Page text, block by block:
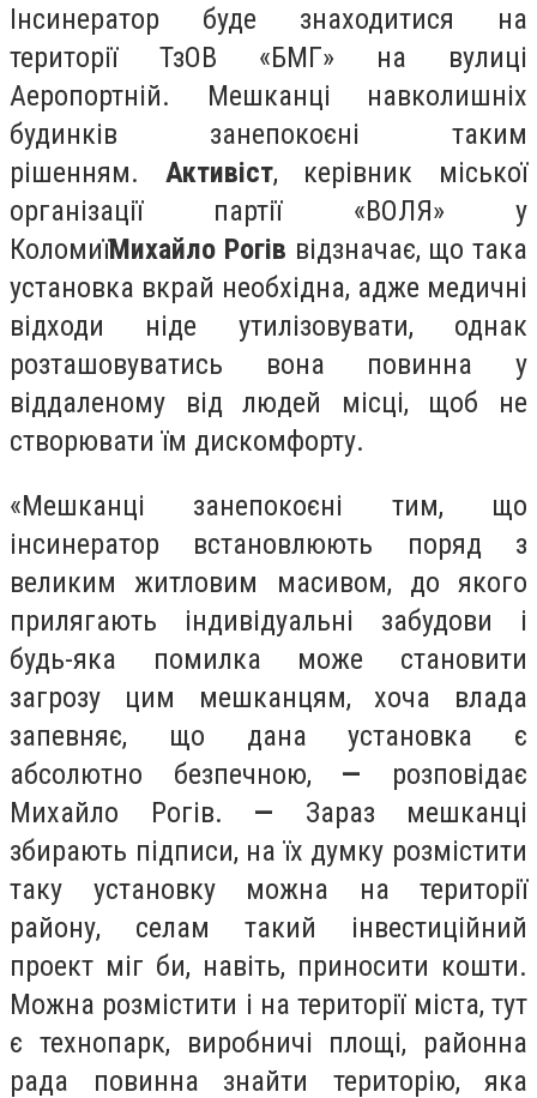
Інсинератор буде знаходитися на
території ТзОВ «БМГ» на вулиці
Аеропортній. Мешканці навколишніх
будинків занепокоєні таким
рішенням. Активіст, керівник міської
організації партії «ВОЛЯ» у
КоломиїМихайло Рогів відзначає, що така
установка вкрай необхідна, адже медичні
відходи ніде утилізовувати, однак
розташовуватись вона повинна у
віддаленому від людей місці, щоб не
створювати їм дискомфорту.
«Мешканці занепокоєні тим, що
інсинератор встановлюють поряд з
великим житловим масивом, до якого
прилягають індивідуальні забудови і
будь-яка помилка може становити
загрозу цим мешканцям, хоча влада
запевняє, що дана установка є
абсолютно безпечною, — розповідає
Михайло Рогів. — Зараз мешканці
збирають підписи, на їх думку розмістити
таку установку можна на території
району, селам такий інвестиційний
проект міг би, навіть, приносити кошти.
Можна розмістити і на території міста, тут
є технопарк, виробничі площі, районна
рада повинна знайти територію, яка